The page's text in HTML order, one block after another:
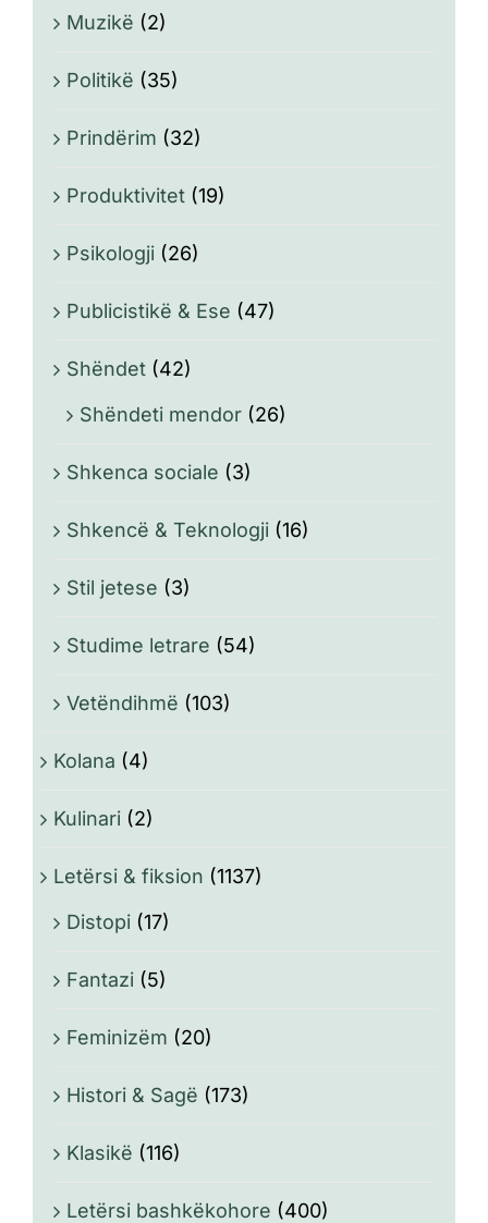
Muzikë (2)
Politikë (35)
Prindërim (32)
Produktivitet (19)
Psikologji (26)
Publicistikë & Ese (47)
Shëndet (42)
Shëndeti mendor (26)
Shkenca sociale (3)
Shkencë & Teknologji (16)
Stil jetese (3)
Studime letrare (54)
Vetëndihmë (103)
Kolana (4)
Kulinari (2)
Letërsi & fiksion (1137)
Distopi (17)
Fantazi (5)
Feminizëm (20)
Histori & Sagë (173)
Klasikë (116)
Letërsi bashkëkohore (400)